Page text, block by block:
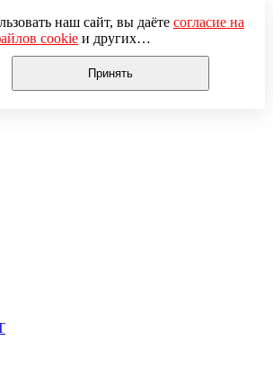
наш сайт, вы даёте согласие на
cookieи других
данных (включая IP-адрес, сведения о
действиях на сайте и т. п.)
сайта, проведения
аналитики (например,
в соответствии с нашей
персональных данных.
чтобы ваши данные обрабатывались,
в браузере или покиньте сайт.
Принять